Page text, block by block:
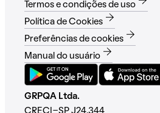
Termos e condições de uso
Política de Cookies
Preferências de cookies
Manual do usuário
GRPQA Ltda.